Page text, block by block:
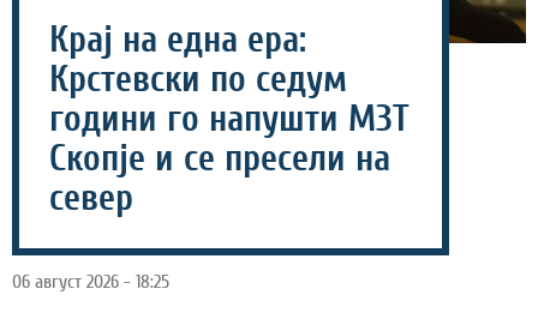
Крај на една ера:
Крстевски по седум
години го напушти МЗТ
Скопје и се пресели на
север
06 август 2026 - 18:25